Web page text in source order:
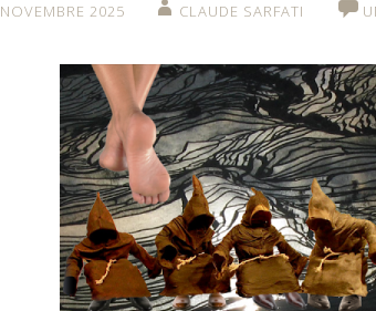
2025 CLAUDE SARFATI